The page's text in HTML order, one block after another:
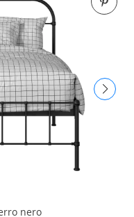
Pin
nero